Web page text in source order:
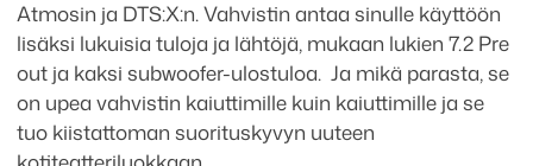
Atmosin ja DTS:X:n. Vahvistin antaa sinulle käyttöön
lisäksi lukuisia tuloja ja lähtöjä, mukaan lukien 7.2 Pre
out ja kaksi subwoofer-ulostuloa. Ja mikä parasta, se
on upea vahvistin kaiuttimille kuin kaiuttimille ja se
tuo kiistattoman suorituskyvyn uuteen